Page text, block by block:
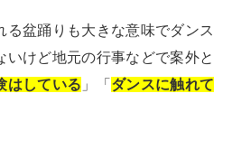
る盆踊りも大きな意味でダンス
いけど地元の行事などで案外と
はしている 」「 ダンスに触れて